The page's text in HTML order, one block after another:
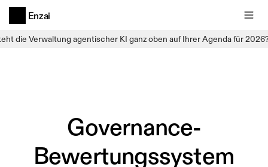
die Verwaltung agentischer KI ganz oben auf Ihrer Agenda für
Enzai
Governance-
Bewertungssystem